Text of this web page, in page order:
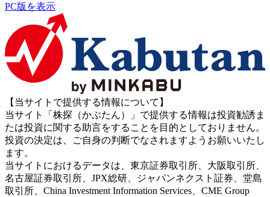
PC版を表示
【当サイトで提供する情報について】
当サイト「株探（かぶたん）」で提供する情報は投資勧誘ま
たは投資に関する助言をすることを目的としておりません。
投資の決定は、ご自身の判断でなされますようお願いいたし
ます。
当サイトにおけるデータは、東京証券取引所、大阪取引所、
名古屋証券取引所、JPX総研、ジャパンネクスト証券、堂島
取引所、China Investment Information Services、CME Group